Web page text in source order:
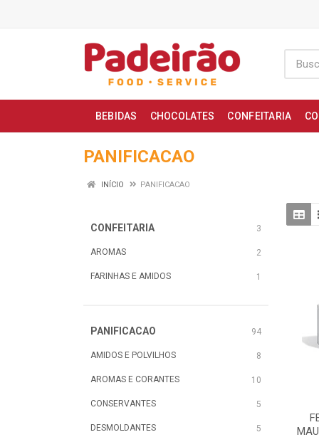
BEBIDAS CHOCOLATES CONFEITARIA
PANIFICACAO
INÍCIO PANIFICACAO
CONFEITARIA 3
AROMAS 2
FARINHAS E AMIDOS 1
PANIFICACAO 94
AMIDOS E POLVILHOS 8
AROMAS E CORANTES 10
CONSERVANTES 5
DESMOLDANTES 5